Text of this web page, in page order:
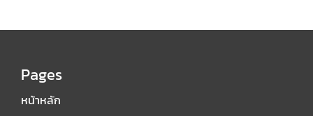
Pages
หน้าหลัก